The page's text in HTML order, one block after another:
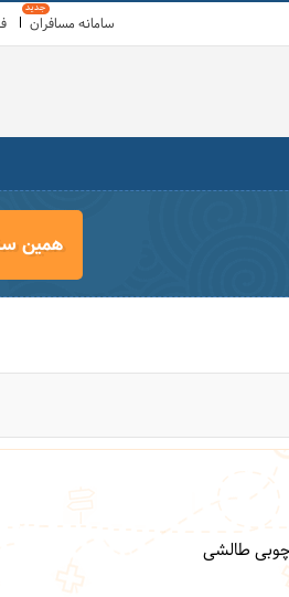
سامانه مسافران
همین
چوبی طالشی